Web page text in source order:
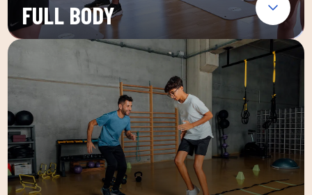
FULL BODY